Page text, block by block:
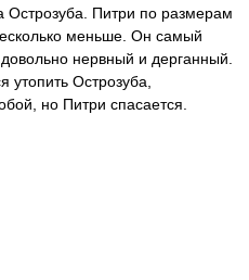
Острозуба. Питри по размерам
меньше. Он самый
нервный и дерганный.
утопить Острозуба,
но Питри спасается.